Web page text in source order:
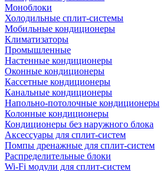
Моноблоки
Холодильные сплит-системы
Мобильные кондиционеры
Климатизаторы
Промышленные
Настенные кондиционеры
Оконные кондиционеры
Кассетные кондиционеры
Канальные кондиционеры
Напольно-потолочные кондиционеры
Колонные кондиционеры
Кондиционеры без наружного блока
Аксессуары для сплит-систем
Помпы дренажные для сплит-систем
Распределительные блоки
Wi-Fi модули для сплит-систем